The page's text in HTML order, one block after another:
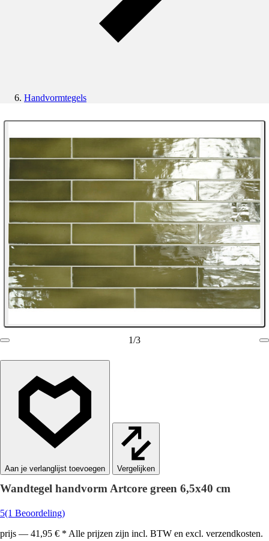
Handvormtegels
1/3
Vergelijken
Wandtegel handvorm Artcore green 6,5x40 cm
5(1 Beoordeling)
prijs — 41,95 € * Alle prijzen zijn incl. BTW en excl. verzendkosten.